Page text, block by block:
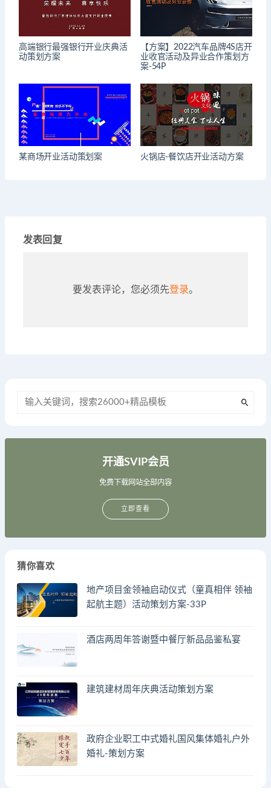
高端银行最强银行开业庆典活
动策划方案
【方案】2022汽车品牌4S店开
业收官活动及异业合作策划方
案-54P
某商场开业活动策划案 火锅店-餐饮店开业活动方案
发表回复
要发表评论，您必须先登录。
开通SVIP会员
免费下载网站全部内容
立即查看
猜你喜欢
地产项目金领袖启动仪式（童真相伴 领袖
起航主题）活动策划方案-33P
酒店两周年答谢暨中餐厅新品品鉴私宴
建筑建材周年庆典活动策划方案
政府企业职工中式婚礼国风集体婚礼户外
婚礼-策划方案